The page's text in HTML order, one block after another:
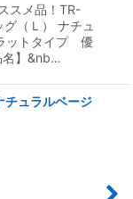
スメ品！TR-
（Ｌ） ナチュ
ットタイプ 優
名】&nb…
チュラルベージ